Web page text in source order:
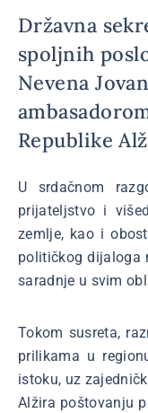
Državna
spoljnih
Nevena
Republike
U srdačnom
prijateljstvo i
zemlje, kao i
političkog dijaloga
saradnje u svim
Tokom susreta,
prilikama u
istoku, uz
Alžira poštovanju